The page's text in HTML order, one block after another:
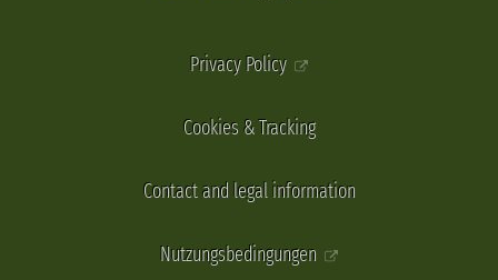
Privacy Policy
Cookies & Tracking
Contact and legal information
Nutzungsbedingungen